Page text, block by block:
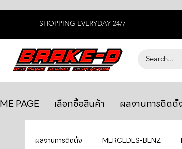
SHOPPING EVERYDAY 24/7
PAGE เลือกซื้อสินค้า ผลงานการติดตั้
ผลงานการติดตั้ง MERCEDES-BENZ